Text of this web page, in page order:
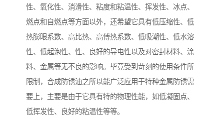
性、氧化性、消滑性、粘度和粘温性、挥发性、冰点、
燃点和自燃点等方面以外，还希望它具有低压缩性、低
热膨眼系数、高比热、高傅热系数、低吸潮性、低水溶
性、低起泡性、性、良好的导电性以及对密封材料、涂
料、金属等无不良的影响。毕竟受到苛刻的使用条件所
限制，合成防锈油之所以能广泛应用于特种金属防锈需
要上，主要是由于它具有特的物理性能，如低凝固点、
低挥发性、良好的粘温性等等。